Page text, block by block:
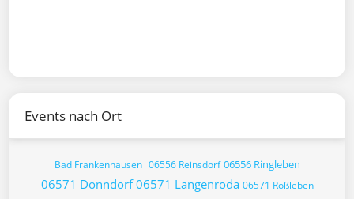
Events nach Ort
Bad Frankenhausen 06556 Reinsdorf 06556 Ringleben
06571 Donndorf 06571 Langenroda 06571 Roßleben